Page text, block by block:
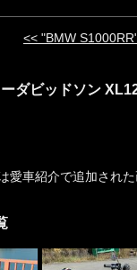
<< "BMW S1000RR"
ダビッドソン
愛車紹介で追加された